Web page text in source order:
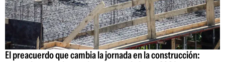
El preacuerdo que cambia la jornada en la construcción: